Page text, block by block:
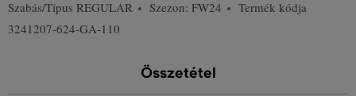
Szabás/Típus REGULAR Szezon: FW24
Termék kódja
3241207-624-GA-110
Összetétel